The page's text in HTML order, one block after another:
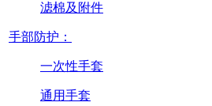
滤棉及附件
手部防护：
一次性手套
通用手套